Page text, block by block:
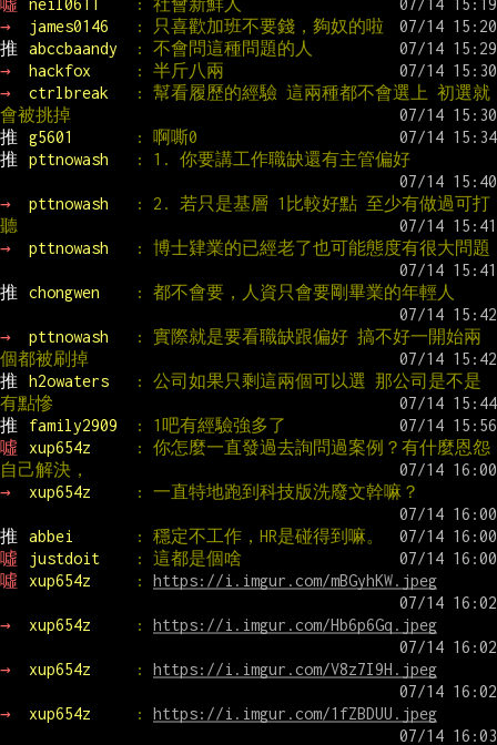
噓 neil0611
: 社會新鮮人
→
james0146
: 只喜歡加班不要錢，夠奴的啦
推
abccbaandy
: 不會問這種問題的人
→
hackfox
: 半斤八兩
→
ctrlbreak
: 幫看履歷的經驗 這兩種都不會選上 初選就
會被挑掉
推
g5601
: 啊嘶0
推
pttnowash : 1. 你要講工作職缺還有主管偏好
→ pttnowash
: 2. 若只是基層 1比較好點 至少有做過可打
聽
→
pttnowash : 博士肄業的已經老了也可能態度有很大問題
推 chongwen : 都不會要，人資只會要剛畢業的年輕人
→ pttnowash
: 實際就是要看職缺跟偏好 搞不好一開始兩
個都被刷掉
推
h2owaters
: 公司如果只剩這兩個可以選 那公司是不是
有點慘
推
family2909
: 1吧有經驗強多了
噓
xup654z
: 你怎麼一直發過去詢問過案例？有什麼恩怨
自己解決，
→
xup654z : 一直特地跑到科技版洗廢文幹嘛？
推 abbei
: 穩定不工作，HR是碰得到嘛。
噓
justdoit
: 這都是個啥
噓
xup654z : https://i.imgur.com/mBGyhKW.jpeg
→ xup654z : https://i.imgur.com/Hb6p6Gq.jpeg
→ xup654z : https://i.imgur.com/V8z7I9H.jpeg
→ xup654z : https://i.imgur.com/1fZBDUU.jpeg